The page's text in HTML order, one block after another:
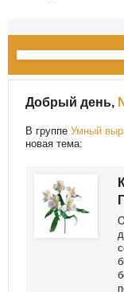
Добрый день,
В группеУмный
новая тема: